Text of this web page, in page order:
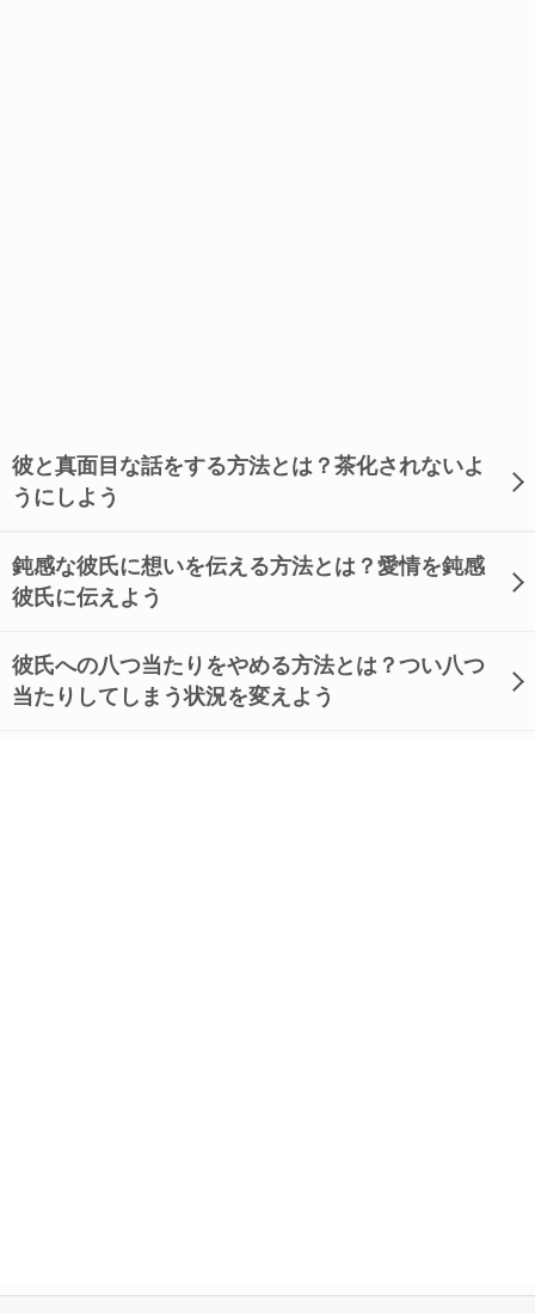
彼と真面目な話をする方法とは？茶化されないよ
うにしよう
鈍感な彼氏に想いを伝える方法とは？愛情を鈍感
彼氏に伝えよう
彼氏への八つ当たりをやめる方法とは？つい八つ
当たりしてしまう状況を変えよう